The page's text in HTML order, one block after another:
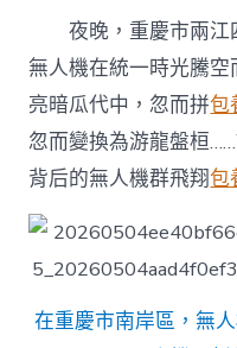
夜晚，重慶市兩江
無人機在統一時光騰
亮暗瓜代中，忽而拼包
忽而變換為游龍盤桓
背后的無人機群飛翔包
在重慶市南岸區，無